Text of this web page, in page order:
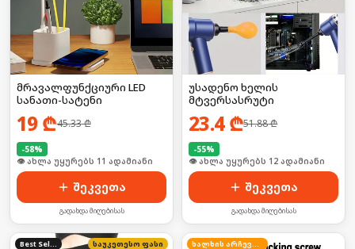
მრავალფუნქციური LED
სანათი-სატენი
19 ₾45.33₾
-58%
🛒 ბოლო 24სთ-ში იყიდა 16-მა
შეკვეთა
გადახდა მიღებისას
უსადენო ხელის
მტვერსასრუტი
23.4₾51.88₾
-55%
🛒 ბოლო 24სთ-ში იყიდა 18-მა
შეკვეთა
გადახდა მიღებისას
Best Seller საუკეთესო ფასი ხალხის არჩევანი